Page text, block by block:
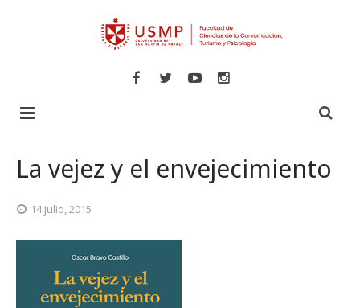
Turismo y Hotelería
Psicología
Especializadas
Veritas
Novedades
La vejez y el envejecimiento
14 julio, 2015